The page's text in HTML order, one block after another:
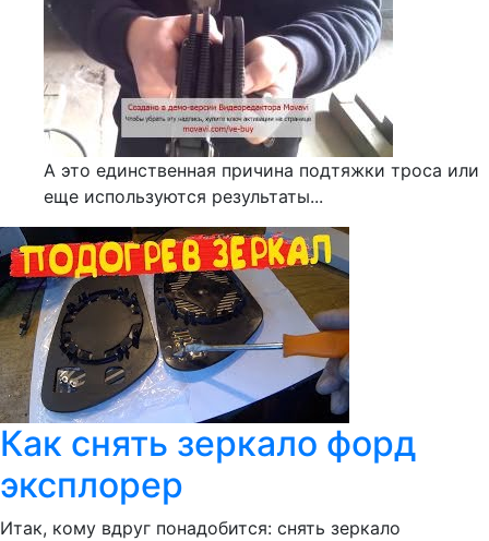
А это единственная причина подтяжки троса или
еще используются результаты...
Как снять зеркало форд
эксплорер
Итак, кому вдруг понадобится: снять зеркало